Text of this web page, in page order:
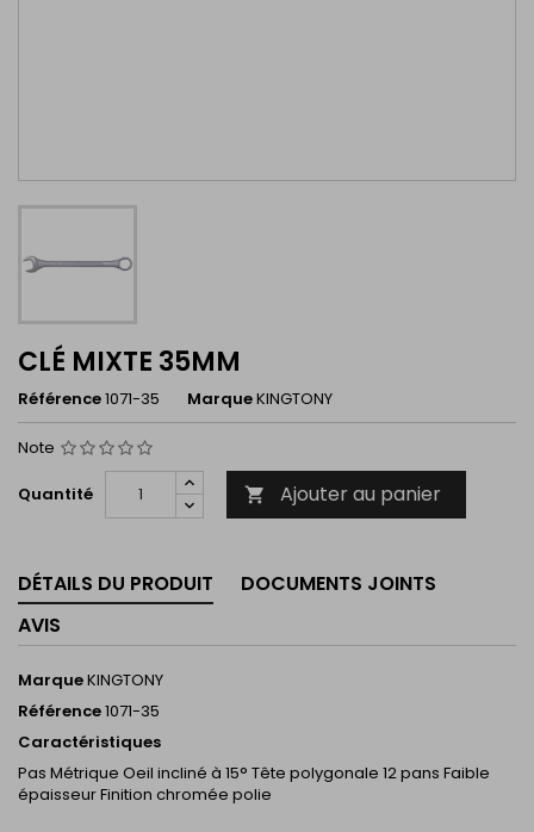
CLÉ MIXTE 35MM
Référence1071-35 MarqueKINGTONY
Note
Quantité  Ajouter au panier
DÉTAILS DU PRODUIT
DOCUMENTS JOINTS
AVIS
MarqueKINGTONY
Référence1071-35
Caractéristiques
Pas Métrique Oeil incliné à 15° Tête polygonale 12 pans Faible
épaisseur Finition chromée polie